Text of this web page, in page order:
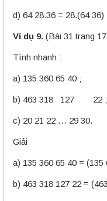
d) 64 28.36 = 28.(64 36)
Ví dụ 9. (Bài 31 trang
Tính nhanh :
a) 135 360 65 40 ;
b) 463 318 127 22 ;
c) 20 21 22 … 29 30.
Giải
a) 135 360 65 40 =
b) 463 318 127 22 =